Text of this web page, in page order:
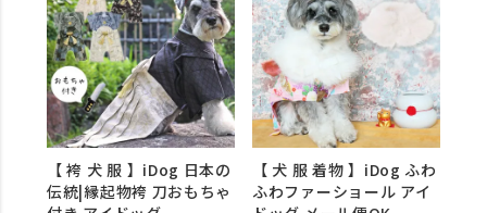
【 袴 犬 服 】iDog 日本の
伝統|縁起物袴 刀おもちゃ
【 犬 服 着物 】iDog ふわ
ふわファーショール アイ